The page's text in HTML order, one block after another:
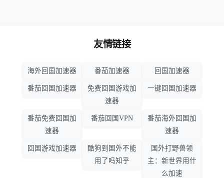
友情链接
海外回国加速器 番茄加速器 回国加速器
番茄回国加速器
免费回国游戏加
速器
一键回国加速器
番茄免费回国加
速器
番茄回国VPN
番茄海外回国加
速器
回国游戏加速器
酷狗到国外不能
用了吗知乎
国外打野兽领
主：新世界用什
么加速